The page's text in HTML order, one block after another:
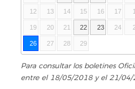
12 13 14 15 16 17
19 20 21 22 23 24
26 27 28 29
Para consultar los boletines
entre el 18/05/2018 y el 21/04/